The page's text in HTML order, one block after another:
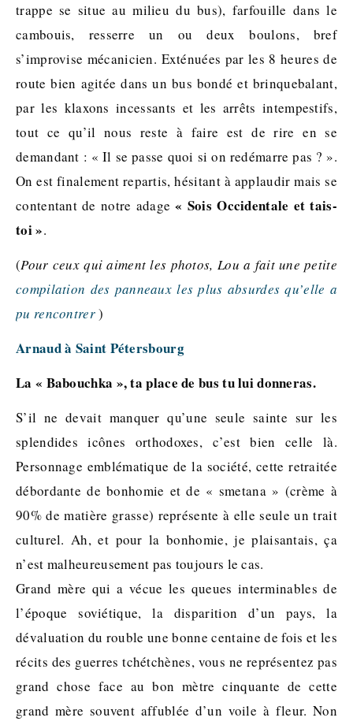
trappe se situe au milieu du bus), farfouille dans le
cambouis, resserre un ou deux boulons, bref
s’improvise mécanicien. Exténuées par les 8 heures de
route bien agitée dans un bus bondé et brinquebalant,
par les klaxons incessants et les arrêts intempestifs,
tout ce qu’il nous reste à faire est de rire en se
demandant : « Il se passe quoi si on redémarre pas ? ».
On est finalement repartis, hésitant à applaudir mais se
contentant de notre adage« Sois Occidentale et tais-
toi ».
(Pour ceux qui aiment les photos, Lou a fait une petite
compilation des panneaux les plus absurdes qu’elle a
pu rencontrer)
Arnaud à Saint Pétersbourg
La « Babouchka », ta place de bus tu lui donneras.
S’il ne devait manquer qu’une seule sainte sur les
splendides icônes orthodoxes, c’est bien celle là.
Personnage emblématique de la société, cette retraitée
débordante de bonhomie et de « smetana » (crème à
90% de matière grasse) représente à elle seule un trait
culturel. Ah, et pour la bonhomie, je plaisantais, ça
n’est malheureusement pas toujours le cas.
Grand mère qui a vécue les queues interminables de
l’époque soviétique, la disparition d’un pays, la
dévaluation du rouble une bonne centaine de fois et les
récits des guerres tchétchènes, vous ne représentez pas
grand chose face au bon mètre cinquante de cette
grand mère souvent affublée d’un voile à fleur. Non